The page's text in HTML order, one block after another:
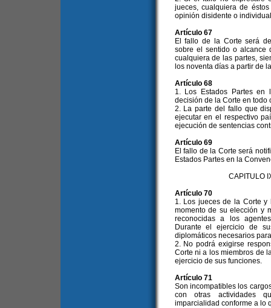
jueces, cualquiera de
opinión disidente o
Artículo 67
El fallo de la Corte será
sobre el sentido o alcance
cualquiera de las partes,
los noventa días a partir de
Artículo 68
1. Los Estados Partes en
decisión de la Corte en todo
2. La parte del fallo que
ejecutar en el respectivo
ejecución de sentencias
Artículo 69
El fallo de la Corte será
Estados Partes en la
CAPITULO
Artículo 70
1. Los jueces de la Corte
momento de su elección y
reconocidas a los
Durante el ejercicio de
diplomáticos necesarios
2. No podrá exigirse
Corte ni a los miembros de
ejercicio de sus funciones.
Artículo 71
Son incompatibles los
con otras actividades
imparcialidad conforme a lo